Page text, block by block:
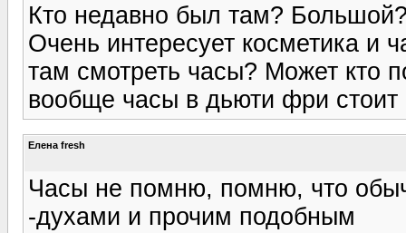
Кто недавно был там?
Очень интересует косметика и
там смотреть часы? Может кто
вообще часы в дьюти фри стоит
Елена fresh
Часы не помню, помню, что
-духами и прочим подобным